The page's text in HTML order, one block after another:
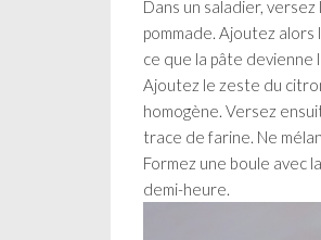
Dans un saladier,
pommade. Ajoutez alors
ce que la pâte devienne
Ajoutez le zeste du
homogène. Versez
trace de farine. Ne
Formez une boule avec
demi-heure.